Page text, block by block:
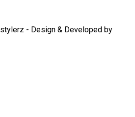
- Design & Developed by